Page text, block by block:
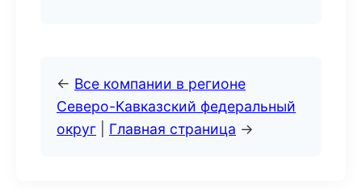
← Все компании в регионе
Северо-Кавказский федеральный
округ
Главная страница →